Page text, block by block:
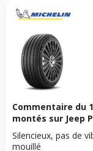
Commentaire du
montés sur Jeep
Silencieux, pas de
mouillé